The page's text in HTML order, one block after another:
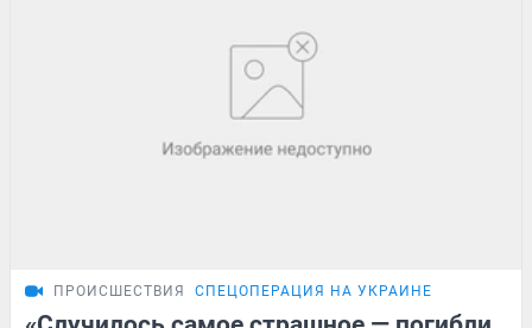
ПРОИСШЕСТВИЯ СПЕЦОПЕРАЦИЯ НА УКРАИНЕ